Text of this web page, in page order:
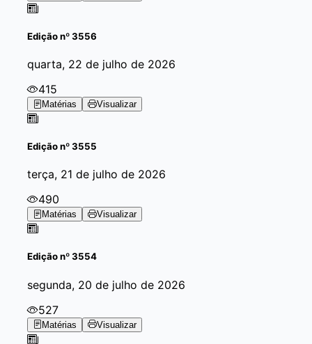
Ediçãonº 3556
quarta, 22 de julho de 2026
415
Matérias Visualizar
Ediçãonº 3555
terça, 21 de julho de 2026
490
Matérias Visualizar
Ediçãonº 3554
segunda, 20 de julho de 2026
527
Matérias Visualizar